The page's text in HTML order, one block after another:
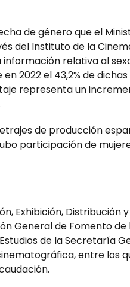
de género que el
del Instituto de la
relativa al
2022 el 43,2% de
representa un
de producción
hubo participación de
Exhibición,
General de Fomento
de la Secretaría
entre los